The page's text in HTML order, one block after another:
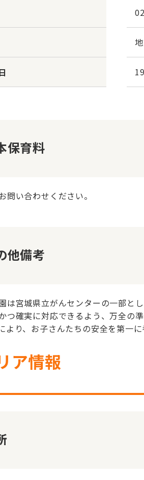
保育料
問い合わせください。
他備考
は宮城県立がんセンターの一部と
つ確実に対応できるよう、万全の
より、お子さんたちの安全を第一
ア情報